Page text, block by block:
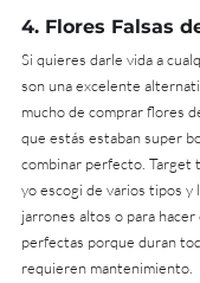
4. Flores Falsas
Si quieres darle vida a
son una excelente
mucho de comprar flores
que estás estaban super
combinar perfecto. Target
yo escogi de varios tipos y
jarrones altos o para
perfectas porque duran
requieren mantenimiento.